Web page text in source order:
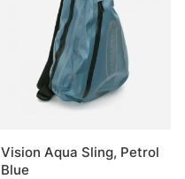
Vision Aqua Sling, Petrol
Blue